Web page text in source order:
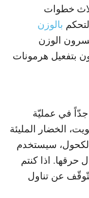
خطوات
بالوزن
الوزن
بتفعيل هرمونات
جدّاً في عمليّة
الخضار المليئة
سيستخدم
حرقها. اذا كنتم
عن تناول